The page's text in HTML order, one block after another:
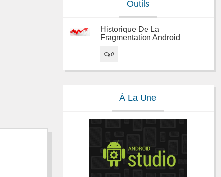
Outils
Historique De La
Fragmentation Android
0
À La Une